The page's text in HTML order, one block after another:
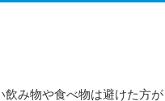
み物や食べ物は避けた方